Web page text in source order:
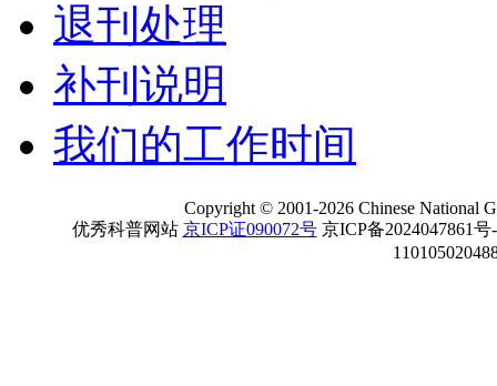
退刊处理
补刊说明
我们的工作时间
Copyright ©2001-2026 Chinese National
优秀科普网站 京ICP证090072号京ICP备2024047861